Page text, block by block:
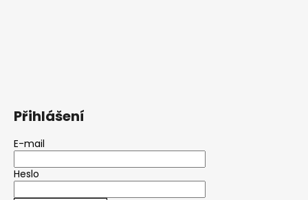
Přihlášení
E-mail
Heslo